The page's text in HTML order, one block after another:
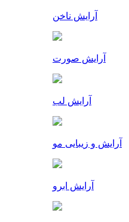
آرایش ناخن
آرایش صورت
آرایش لب
آرایش و زیبایی مو
آرایش ابرو